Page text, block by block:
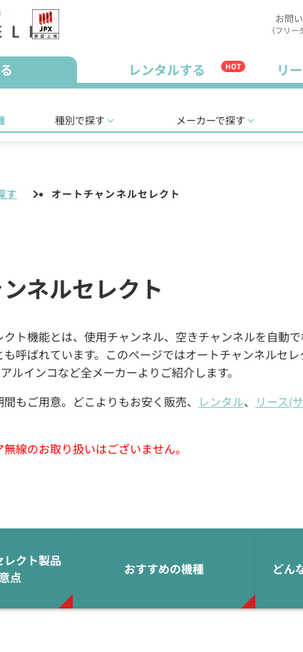
お問
（フリー
レンタルする HOT リ
種別で探す メーカーで探す
す オートチャンネルセレクト
ネルセレクト
ト機能とは、使用チャンネル、空きチャンネルを自動
呼ばれています。このページではオートチャンネルセ
ルインコなど全メーカーよりご紹介します。
もご用意。どこよりもお安く販売、 レンタル、 リース(
線のお取り扱いはございません。
クト製品
点
おすすめの機種 どん